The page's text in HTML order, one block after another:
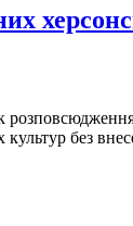
культур без